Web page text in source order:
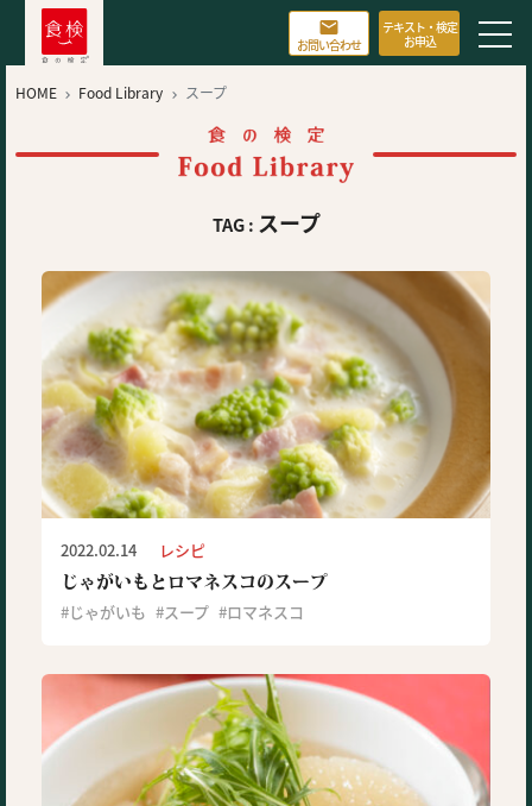

お問い合わせ
テキスト・検定
お申込
HOME  Food Library  スープ
TAG : スープ
2022.02.14 レシピ
じゃがいもとロマネスコのスープ
じゃがいも スープ ロマネスコ